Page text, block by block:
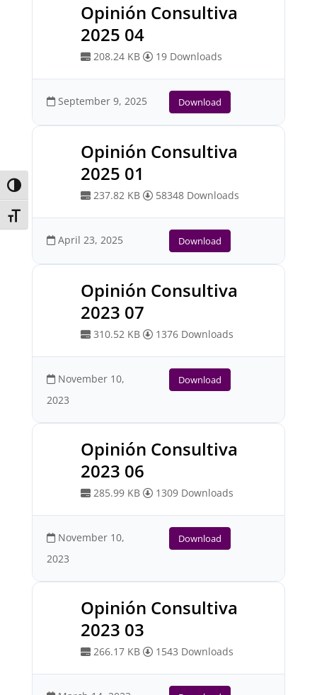
Toggle High Contrast
Toggle Font size
Opinión Consultiva
2025 04
208.24 KB 19 Downloads
September 9, 2025 Download
Opinión Consultiva
2025 01
237.82 KB 58348 Downloads
April 23, 2025 Download
Opinión Consultiva
2023 07
310.52 KB 1376 Downloads
November 10,
2023
Download
Opinión Consultiva
2023 06
285.99 KB 1309 Downloads
November 10,
2023
Download
Opinión Consultiva
2023 03
266.17 KB 1543 Downloads